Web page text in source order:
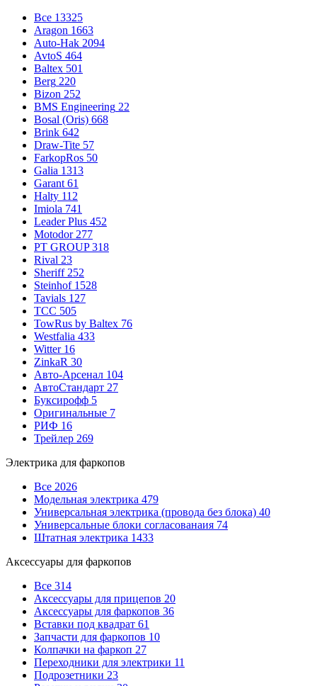
Все 13325
Aragon 1663
Auto-Hak 2094
AvtoS 464
Baltex 501
Berg 220
Bizon 252
BMS Engineering 22
Bosal (Oris) 668
Brink 642
Draw-Tite 57
FarkopRos 50
Galia 1313
Garant 61
Halty 112
Imiola 741
Leader Plus 452
Motodor 277
PT GROUP 318
Rival 23
Sheriff 252
Steinhof 1528
Tavials 127
TCC 505
TowRus by Baltex 76
Westfalia 433
Witter 16
ZinkaR 30
Авто-Арсенал 104
АвтоСтандарт 27
Буксирофф 5
Оригинальные 7
РИФ 16
Трейлер 269
Электрика для фаркопов
Все 2026
Модельная электрика 479
Универсальная электрика (провода без блока) 40
Универсальные блоки согласованаия 74
Штатная электрика 1433
Аксессуары для фаркопов
Все 314
Аксессуары для прицепов 20
Аксессуары для фаркопов 36
Вставки под квадрат 61
Запчасти для фаркопов 10
Колпачки на фаркоп 27
Переходники для электрики 11
Подрозетники 23